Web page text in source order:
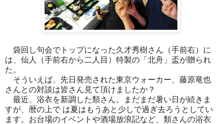
袋回し句会でトップになった久才秀樹さん（手前右）に
は、 仙人（手前右から二人目）特製の「北舟」盃が贈られ
た。
そういえば、先日発売された東京ウォーカー、 藤原竜也
さんとの対談は皆さん見て頂けましたか？
最近、浴衣を新調した類さん。
まだまだ暑い日が続きま
すが、暦の上で は夏はもうあと少しで過ぎ去ろうとしてい
ます。 お台場のイベントや酒場放浪記など、 類さんの浴衣